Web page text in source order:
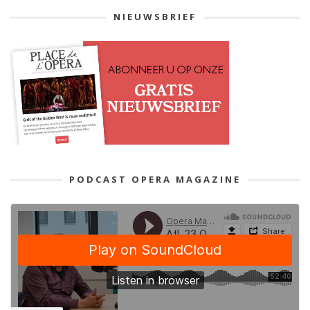
NIEUWSBRIEF
PODCAST OPERA MAGAZINE